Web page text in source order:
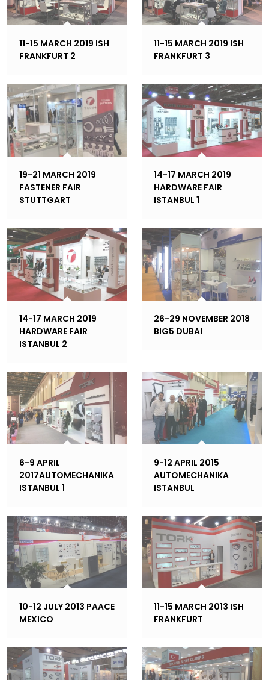
11-15 MARCH 2019 ISH
FRANKFURT 2
11-15 MARCH 2019 ISH
FRANKFURT 3
19-21 MARCH 2019
FASTENER FAIR
STUTTGART
14-17 MARCH 2019
HARDWARE FAIR
ISTANBUL 1
14-17 MARCH 2019
HARDWARE FAIR
ISTANBUL 2
26-29 NOVEMBER 2018
BIG5 DUBAI
6-9 APRIL
2017AUTOMECHANIKA
ISTANBUL 1
9-12 APRIL 2015
AUTOMECHANIKA
ISTANBUL
10-12 JULY 2013 PAACE
MEXICO
11-15 MARCH 2013 ISH
FRANKFURT